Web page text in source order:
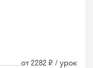
от 2282 ₽ / урок